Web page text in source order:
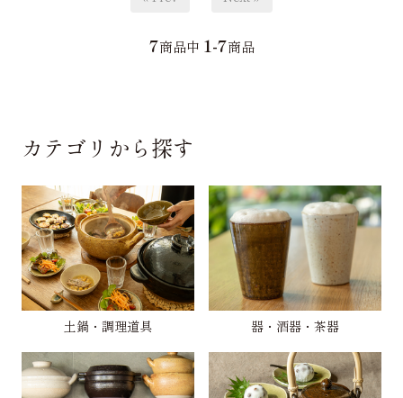
7商品中 1-7商品
カテゴリから探す
土鍋・調理道具 器・酒器・茶器